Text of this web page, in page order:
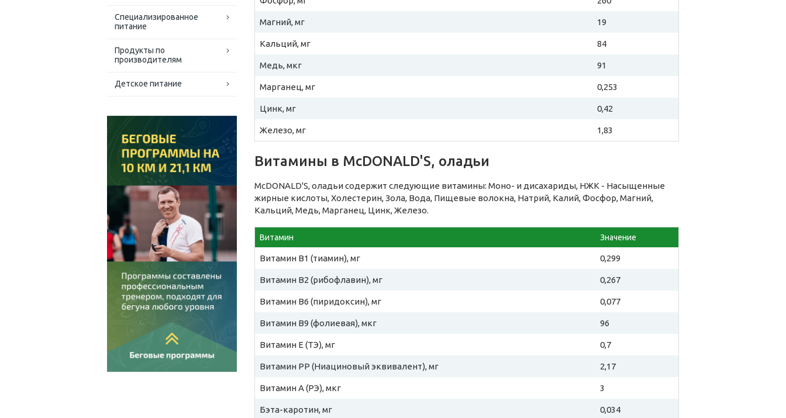
Специализированное
питание
Продукты по
производителям
Детское питание
Магний, мг 19
Кальций, мг 84
Медь, мкг 91
Марганец, мг 0,253
Цинк, мг 0,42
Железо, мг 1,83
Витамины в McDONALD'S, оладьи
McDONALD'S, оладьи содержит следующие витамины: Моно- и дисахариды, НЖК - Насыщенные
жирные кислоты, Холестерин, Зола, Вода, Пищевые волокна, Натрий, Калий, Фосфор, Магний,
Кальций, Медь, Марганец, Цинк, Железо.
Витамин Значение
Витамин B1 (тиамин), мг 0,299
Витамин B2 (рибофлавин), мг 0,267
Витамин B6 (пиридоксин), мг 0,077
Витамин B9 (фолиевая), мкг 96
Витамин E (ТЭ), мг 0,7
Витамин PP (Ниациновый эквивалент), мг 2,17
Витамин A (РЭ), мкг 3
Бэта-каротин, мг 0,034